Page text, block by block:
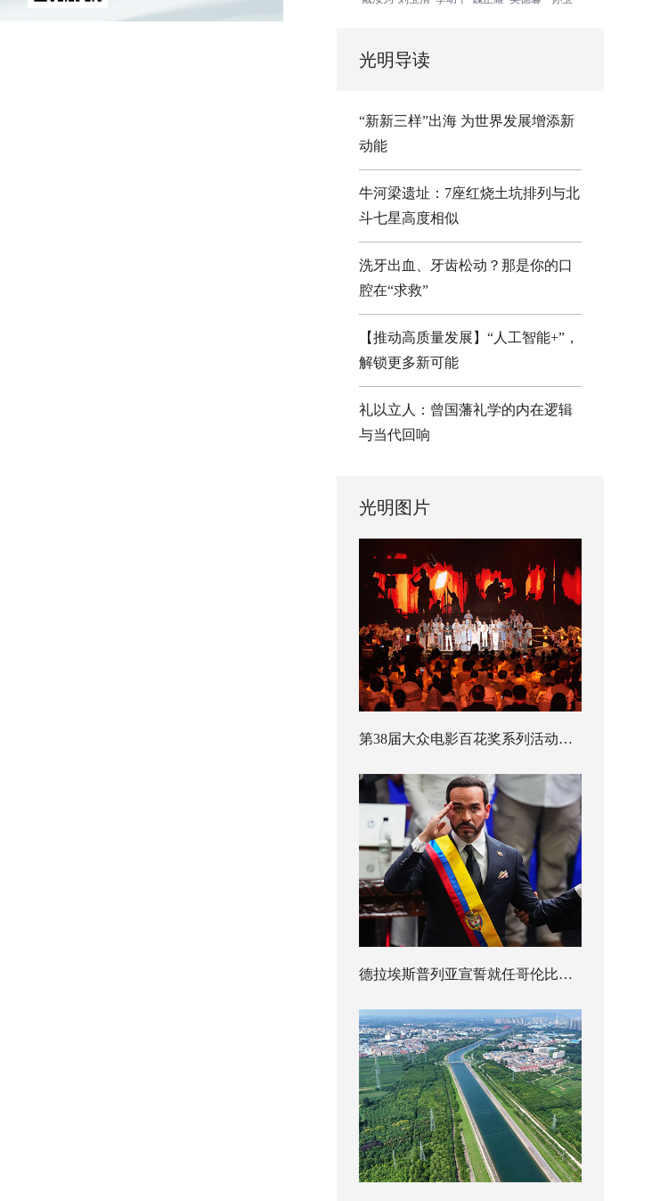
光明导读
“新新三样”出海 为世界发展增添新
动能
牛河梁遗址：7座红烧土坑排列与北
斗七星高度相似
洗牙出血、牙齿松动？那是你的口
腔在“求救”
【推动高质量发展】“人工智能+”，
解锁更多新可能
礼以立人：曾国藩礼学的内在逻辑
与当代回响
光明图片
第38届大众电影百花奖系列活动开幕
德拉埃斯普列亚宣誓就任哥伦比亚总统